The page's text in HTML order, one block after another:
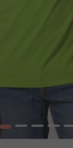
1 2 3 4 5